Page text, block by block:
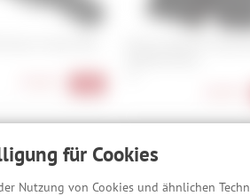
für Cookies
Nutzung von Cookies und ähnlichen
dem passenden Baselayer